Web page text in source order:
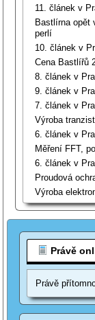
11. článek v
Bastlírna opět
perlí
10. článek v
Cena Bastlířů
8. článek v
9. článek v
7. článek v
Výroba
6. článek v
Měření FFT,
6. článek v
Proudová
Výroba
Právě
Právě